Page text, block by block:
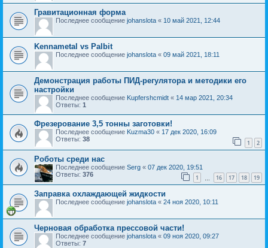
Гравитационная форма
Последнее сообщение johanslota « 10 май 2021, 12:44
Kennametal vs Palbit
Последнее сообщение johanslota « 09 май 2021, 18:11
Демонстрация работы ПИД-регулятора и методики его
настройки
Последнее сообщение Kupfershcmidt « 14 мар 2021, 20:34
Ответы: 1
Фрезерование 3,5 тонны заготовки!
Последнее сообщение Kuzma30 « 17 дек 2020, 16:09
Ответы: 38 1 2
Роботы среди нас
Последнее сообщение Serg « 07 дек 2020, 19:51
Ответы: 376 1 16 17 18 19
Заправка охлаждающей жидкости
Последнее сообщение johanslota « 24 ноя 2020, 10:11
Черновая обработка прессовой части!
Последнее сообщение johanslota « 09 ноя 2020, 09:27
Ответы: 7